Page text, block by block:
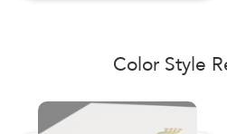
Color Style